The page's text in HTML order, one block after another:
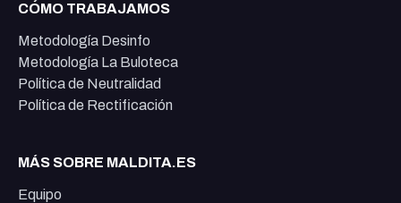
CÓMO TRABAJAMOS
Metodología Desinfo
Metodología La Buloteca
Política de Neutralidad
Política de Rectificación
MÁS SOBRE MALDITA.ES
Equipo